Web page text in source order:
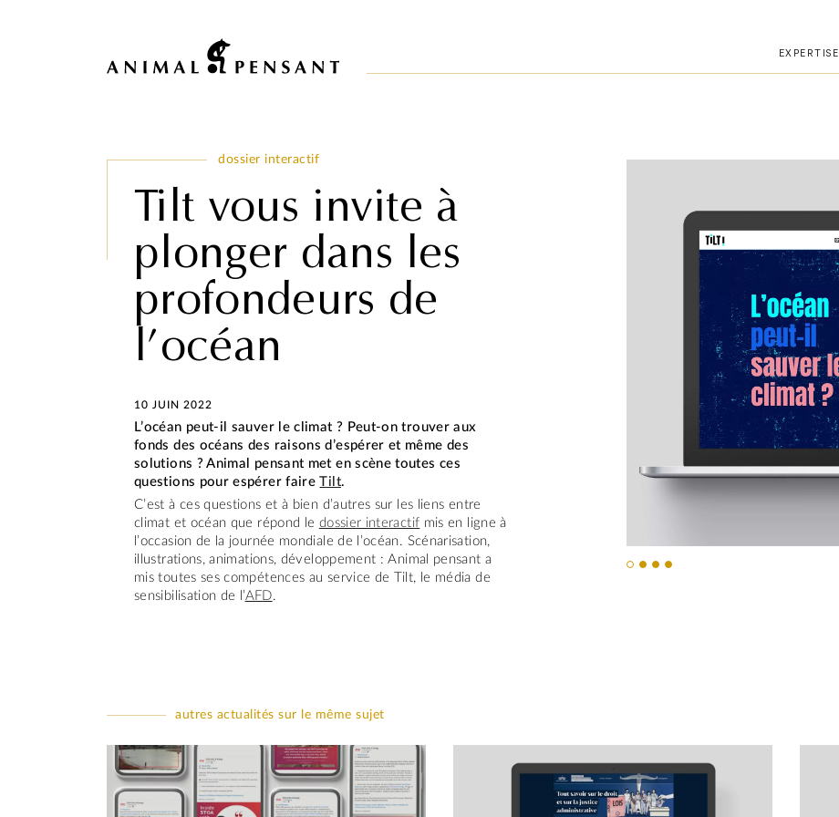
EXPERTISE
dossier interactif
Tilt vous invite à
plonger dans les
profondeurs de
l’océan
10 JUIN 2022
L’océan peut-il sauver le climat ? Peut-on trouver aux
fonds des océans des raisons d’espérer et même des
solutions ? Animal pensant met en scène toutes ces
questions pour espérer faireTilt.
C’est à ces questions et à bien d’autres sur les liens entre
climat et océan que répond le dossier interactif mis en ligne à
l’occasion de la journée mondiale de l’océan. Scénarisation,
illustrations, animations, développement : Animal pensant a
mis toutes ses compétences au service de Tilt, le média de
sensibilisation de l’AFD.
autres actualités sur le même sujet